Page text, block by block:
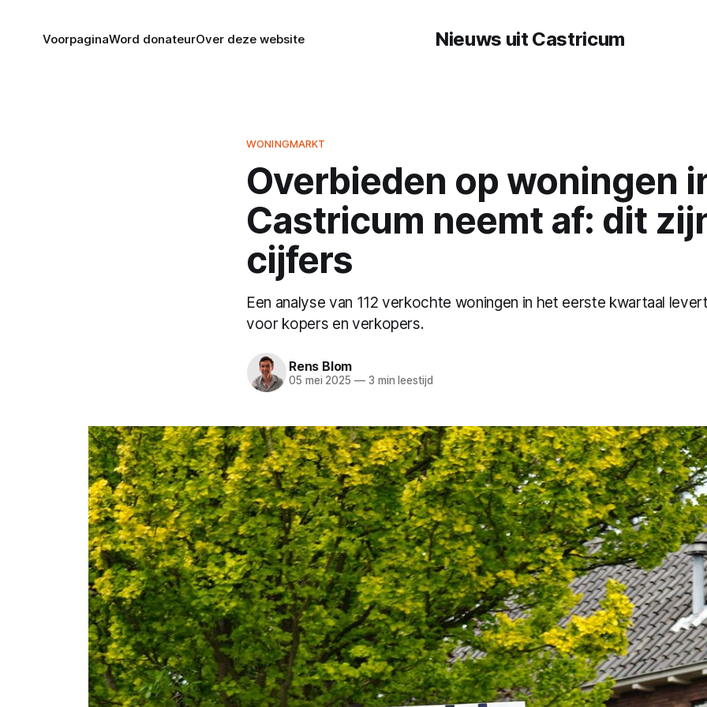
Nieuws uit Castricum
VoorpaginaWord donateurOver deze website
WONINGMARKT
Overbieden op woningen
Castricum neemt af: dit
cijfers
Een analyse van 112 verkochte woningen in het eerste kwartaal
voor kopers en verkopers.
Rens Blom
05 mei 2025 —3 min leestijd